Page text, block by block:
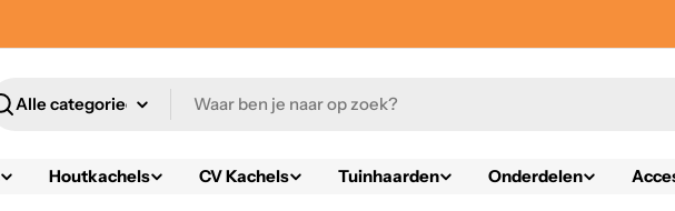
Houtkachels CV Kachels Tuinhaarden Onderdelen